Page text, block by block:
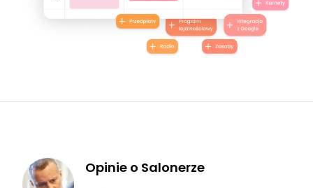
Opinie o Salonerze